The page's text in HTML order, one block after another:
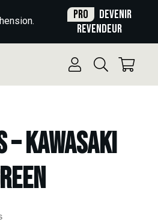
Pro
Devenir
revendeur
KAWASAKI